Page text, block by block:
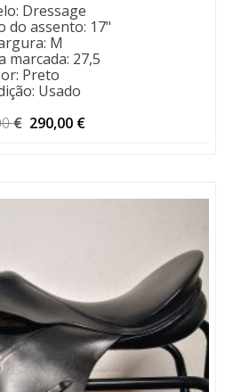
: Dressage
do assento: 17"
: M
marcada: 27,5
: Preto
: Usado
€ O
290,00 €